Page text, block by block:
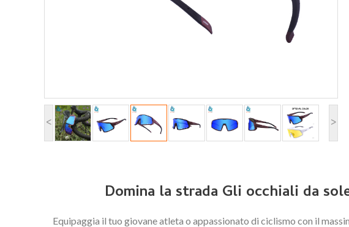
< >
Domina la strada Gli occhiali da
Equipaggia il tuo giovane atleta o appassionato di ciclismo con il